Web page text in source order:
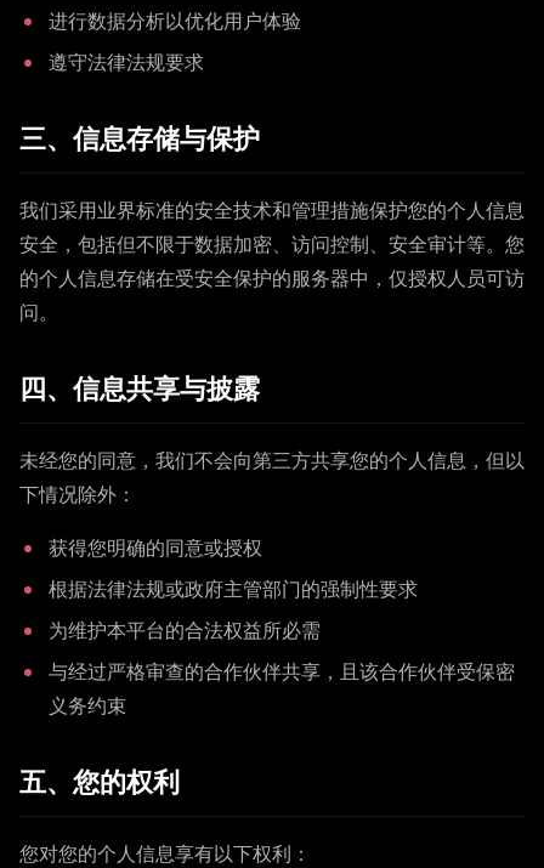
进行数据分析以优化用户体验
遵守法律法规要求
三、信息存储与保护
我们采用业界标准的安全技术和管理措施保护您的个人信息
安全，包括但不限于数据加密、访问控制、安全审计等。您
的个人信息存储在受安全保护的服务器中，仅授权人员可访
问。
四、信息共享与披露
未经您的同意，我们不会向第三方共享您的个人信息，但以
下情况除外：
获得您明确的同意或授权
根据法律法规或政府主管部门的强制性要求
为维护本平台的合法权益所必需
与经过严格审查的合作伙伴共享，且该合作伙伴受保密
义务约束
五、您的权利
您对您的个人信息享有以下权利：